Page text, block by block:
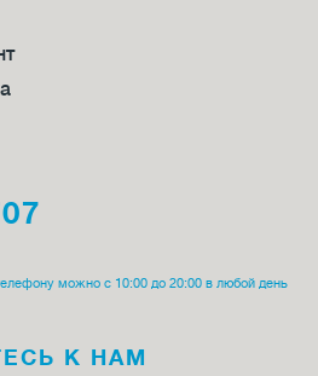
можно с 10:00 до 20:00 в любой день
К НАМ